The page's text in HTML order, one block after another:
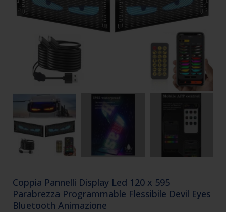
Coppia Pannelli Display Led 120 x 595
Parabrezza Programmable Flessibile Devil Eyes
Bluetooth Animazione